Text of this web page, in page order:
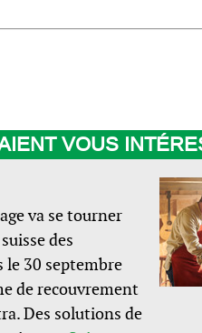
VOUS
va se tourner
des
le 30 septembre
de recouvrement
Des solutions de